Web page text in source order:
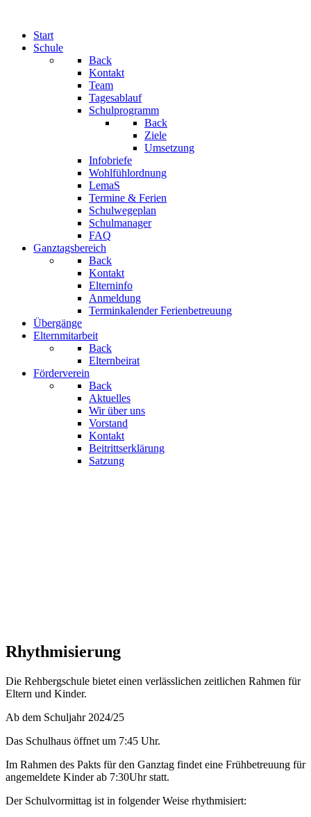
Start
Schule
Back
Kontakt
Team
Tagesablauf
Schulprogramm
Back
Ziele
Umsetzung
Infobriefe
Wohlfühlordnung
LemaS
Termine & Ferien
Schulwegeplan
Schulmanager
FAQ
Ganztagsbereich
Back
Kontakt
Elterninfo
Anmeldung
Terminkalender Ferienbetreuung
Übergänge
Elternmitarbeit
Back
Elternbeirat
Förderverein
Back
Aktuelles
Wir über uns
Vorstand
Kontakt
Beitrittserklärung
Satzung
Rhythmisierung
Die Rehbergschule bietet einen verlässlichen zeitlichen Rahmen für
Eltern und Kinder.
Ab dem Schuljahr 2024/25
Das Schulhaus öffnet um 7:45 Uhr.
Im Rahmen des Pakts für den Ganztag findet eine Frühbetreuung für
angemeldete Kinder ab 7:30Uhr statt.
Der Schulvormittag ist in folgender Weise rhythmisiert: